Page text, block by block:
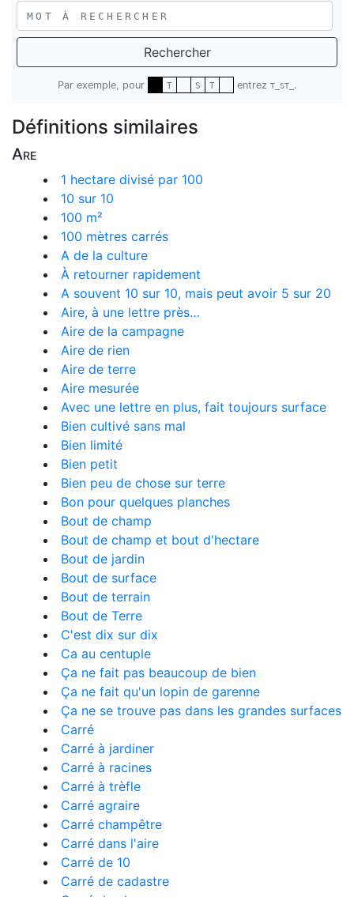
Rechercher
Par exemple, pour T S T entrez T_ST_ .
Définitions similaires
Are
1 hectare divisé par 100
10 sur 10
100 m²
100 mètres carrés
A de la culture
À retourner rapidement
A souvent 10 sur 10, mais peut avoir 5 sur 20
Aire, à une lettre près…
Aire de la campagne
Aire de rien
Aire de terre
Aire mesurée
Avec une lettre en plus, fait toujours surface
Bien cultivé sans mal
Bien limité
Bien petit
Bien peu de chose sur terre
Bon pour quelques planches
Bout de champ
Bout de champ et bout d'hectare
Bout de jardin
Bout de surface
Bout de terrain
Bout de Terre
C'est dix sur dix
Ca au centuple
Ça ne fait pas beaucoup de bien
Ça ne fait qu'un lopin de garenne
Ça ne se trouve pas dans les grandes surfaces
Carré
Carré à jardiner
Carré à racines
Carré à trèfle
Carré agraire
Carré champêtre
Carré dans l'aire
Carré de 10
Carré de cadastre